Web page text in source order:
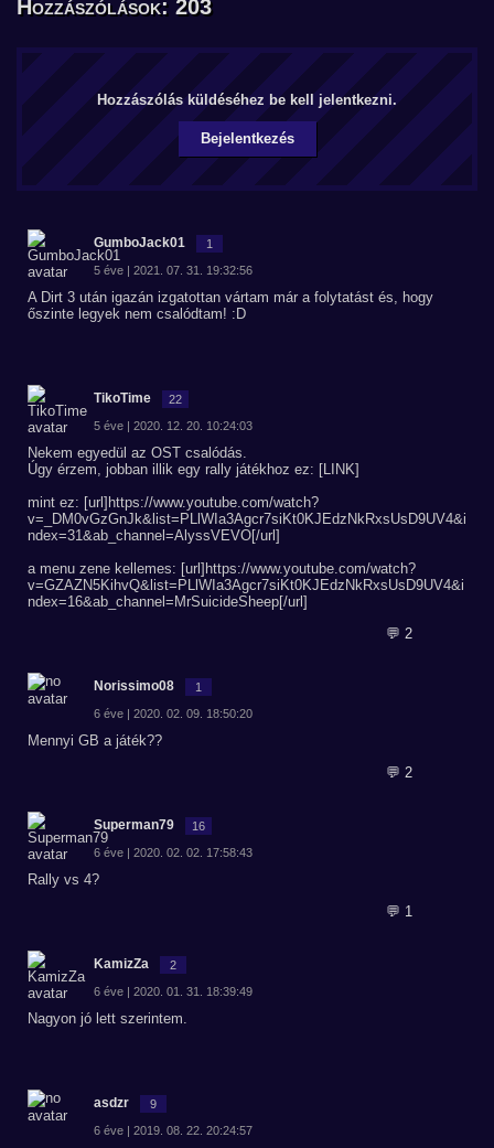
Hozzászólások: 203
Hozzászólás küldéséhez be kell jelentkezni.
Bejelentkezés
GumboJack01 1
5 éve | 2021. 07. 31. 19:32:56
A Dirt 3 után igazán izgatottan vártam már a folytatást és, hogy
őszinte legyek nem csalódtam! :D
TikoTime 22
5 éve | 2020. 12. 20. 10:24:03
Nekem egyedül az OST csalódás.
Úgy érzem, jobban illik egy rally játékhoz ez: [LINK]
mint ez: [url]https://www.youtube.com/watch?
v=_DM0vGzGnJk&list=PLlWIa3Agcr7siKt0KJEdzNkRxsUsD9UV4&i
ndex=31&ab_channel=AlyssVEVO[/url]
a menu zene kellemes: [url]https://www.youtube.com/watch?
v=GZAZN5KihvQ&list=PLlWIa3Agcr7siKt0KJEdzNkRxsUsD9UV4&i
ndex=16&ab_channel=MrSuicideSheep[/url]
💬 2
Norissimo08 1
6 éve | 2020. 02. 09. 18:50:20
Mennyi GB a játék??
💬 2
Superman79 16
6 éve | 2020. 02. 02. 17:58:43
Rally vs 4?
💬 1
KamizZa 2
6 éve | 2020. 01. 31. 18:39:49
Nagyon jó lett szerintem.
asdzr 9
6 éve | 2019. 08. 22. 20:24:57